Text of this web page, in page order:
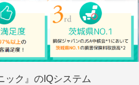
ク』のIQシステム